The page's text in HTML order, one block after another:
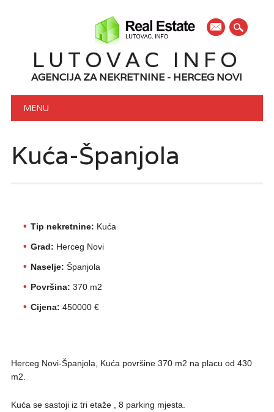
mail
LUTOVAC INFO
AGENCIJA ZA NEKRETNINE - HERCEG NOVI
Main menu
MENU
Kuća-Španjola
Tip nekretnine: Kuća
Grad: Herceg Novi
Naselje: Španjola
Površina: 370 m2
Cijena: 450000 €
Herceg Novi-Španjola, Kuća površine 370 m2 na placu od 430
m2.
Kuća se sastoji iz tri etaže , 8 parking mjesta.